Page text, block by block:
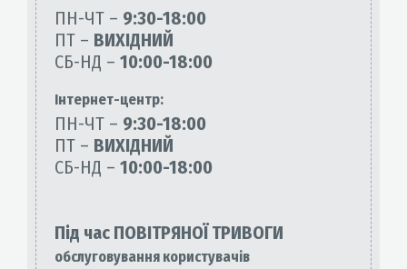
ПН-ЧТ – 9:30-18:00
ПТ – ВИХІДНИЙ
СБ-НД – 10:00-18:00
Інтернет-центр:
ПН-ЧТ – 9:30-18:00
ПТ – ВИХІДНИЙ
СБ-НД – 10:00-18:00
Під час ПОВІТРЯНОЇ ТРИВОГИ
обслуговування користувачів